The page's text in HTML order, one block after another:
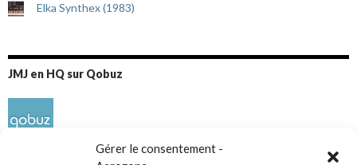
Gérer le consentement -
Elka Synthex (1983)
JMJ en HQ sur Qobuz